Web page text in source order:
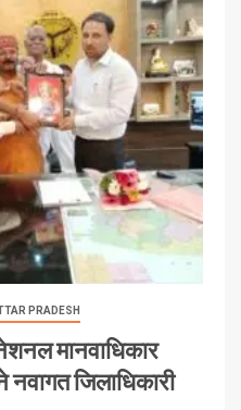
PRADESH
मानवाधिकार
नवागत जिलाधिकारी